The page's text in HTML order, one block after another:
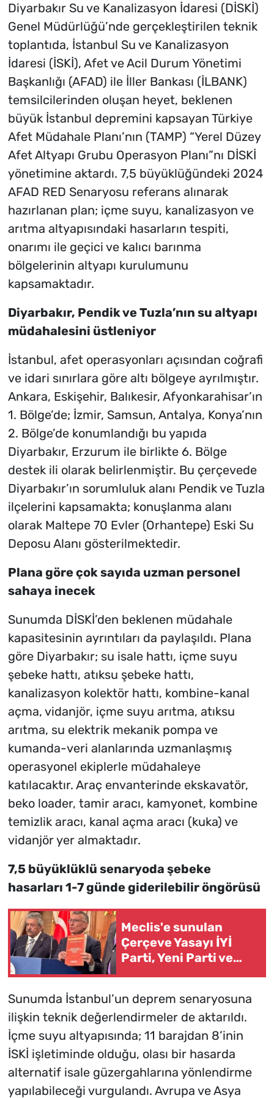
Diyarbakır Su ve Kanalizasyon İdaresi (DİSKİ)
Genel Müdürlüğü’nde gerçekleştirilen teknik
toplantıda, İstanbul Su ve Kanalizasyon
İdaresi (İSKİ), Afet ve Acil Durum Yönetimi
Başkanlığı (AFAD) ile İller Bankası (İLBANK)
temsilcilerinden oluşan heyet, beklenen
büyük İstanbul depremini kapsayan Türkiye
Afet Müdahale Planı’nın (TAMP) “Yerel Düzey
Afet Altyapı Grubu Operasyon Planı”nı DİSKİ
yönetimine aktardı. 7,5 büyüklüğündeki 2024
AFAD RED Senaryosu referans alınarak
hazırlanan plan; içme suyu, kanalizasyon ve
arıtma altyapısındaki hasarların tespiti,
onarımı ile geçici ve kalıcı barınma
bölgelerinin altyapı kurulumunu
kapsamaktadır.
Diyarbakır, Pendik ve Tuzla’nın su altyapı
müdahalesini üstleniyor
İstanbul, afet operasyonları açısından coğrafi
ve idari sınırlara göre altı bölgeye ayrılmıştır.
Ankara, Eskişehir, Balıkesir, Afyonkarahisar’ın
1. Bölge’de; İzmir, Samsun, Antalya, Konya’nın
2. Bölge’de konumlandığı bu yapıda
Diyarbakır, Erzurum ile birlikte 6. Bölge
destek ili olarak belirlenmiştir. Bu çerçevede
Diyarbakır’ın sorumluluk alanı Pendik ve Tuzla
ilçelerini kapsamakta; konuşlanma alanı
olarak Maltepe 70 Evler (Orhantepe) Eski Su
Deposu Alanı gösterilmektedir.
Plana göre çok sayıda uzman personel
sahaya inecek
Sunumda DİSKİ’den beklenen müdahale
kapasitesinin ayrıntıları da paylaşıldı. Plana
göre Diyarbakır; su isale hattı, içme suyu
şebeke hattı, atıksu şebeke hattı,
kanalizasyon kolektör hattı, kombine-kanal
açma, vidanjör, içme suyu arıtma, atıksu
arıtma, su elektrik mekanik pompa ve
kumanda-veri alanlarında uzmanlaşmış
operasyonel ekiplerle müdahaleye
katılacaktır. Araç envanterinde ekskavatör,
beko loader, tamir aracı, kamyonet, kombine
temizlik aracı, kanal açma aracı (kuka) ve
vidanjör yer almaktadır.
7,5 büyüklüklü senaryoda şebeke
hasarları 1-7 günde giderilebilir öngörüsü
Meclis'e sunulan
Çerçeve Yasayı İYİ
Parti, Yeni Parti ve
Sunumda İstanbul’un deprem senaryosuna
ilişkin teknik değerlendirmeler de aktarıldı.
İçme suyu altyapısında; 11 barajdan 8’inin
İSKİ işletiminde olduğu, olası bir hasarda
alternatif isale güzergahlarına yönlendirme
yapılabileceği vurgulandı. Avrupa ve Asya